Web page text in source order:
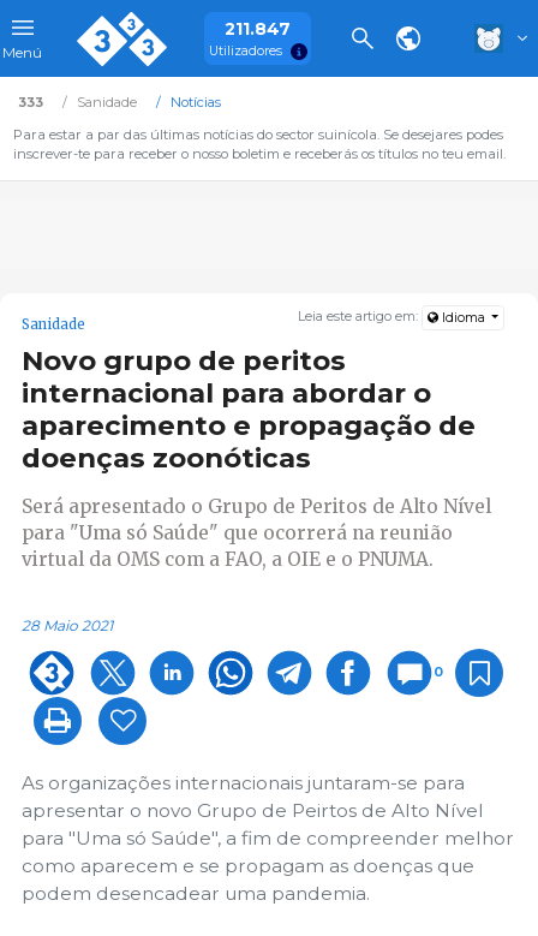
Menú
211.847
Utilizadores
333 Sanidade
Notícias
Para estar a par das últimas notícias do sector suinícola. Se desejares podes
inscrever-te para receber o nosso boletim e receberás os títulos no teu email.
Leia este artigo em: Idioma
Sanidade
Novo grupo de peritos
internacional para abordar o
aparecimento e propagação de
doenças zoonóticas
Será apresentado o Grupo de Peritos de Alto Nível
para "Uma só Saúde" que ocorrerá na reunião
virtual da OMS com a FAO, a OIE e o PNUMA.
28 Maio 2021
0
As organizações internacionais juntaram-se para
apresentar o novo Grupo de Peirtos de Alto Nível
para "Uma só Saúde", a fim de compreender melhor
como aparecem e se propagam as doenças que
podem desencadear uma pandemia.